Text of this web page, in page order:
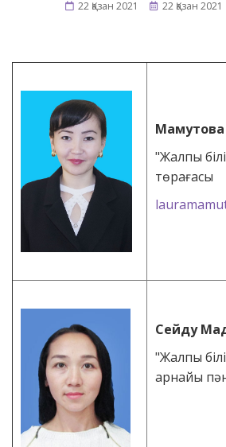
22 Қазан 2021 22 Қазан 2021
Мамутова
"Жалпы
төрағасы
Сейду
"Жалпы
арнайы